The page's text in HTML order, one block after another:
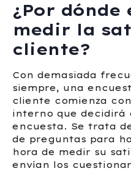
¿Por dónde
medir la
cliente?
Con demasiada
siempre, una
cliente comienza
interno que decidirá
encuesta. Se trata
de preguntas para
hora de medir su
envían los